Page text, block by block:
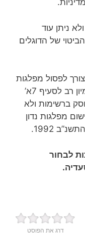
ניתן עוד
של הדוגלים
לפסול מפלגות
על מסך מטרותיהן בלבד. בכך יש דמיון רב לסעיף 7א’
ברשימות ולא
מפלגות נדון
לבחור
דרג את הפוסט